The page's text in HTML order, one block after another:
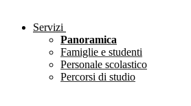
Servizi
Panoramica
Famiglie e studenti
Personale scolastico
Percorsi di studio